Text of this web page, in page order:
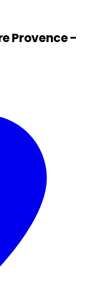
Provence -